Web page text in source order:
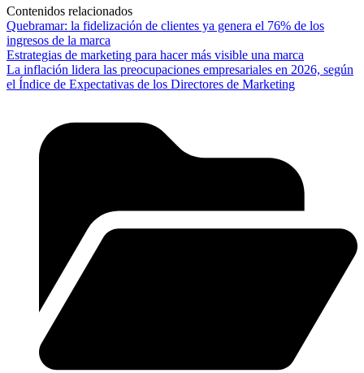
Contenidos relacionados
Quebramar: la fidelización de clientes ya genera el 76% de los
ingresos de la marca
Estrategias de marketing para hacer más visible una marca
La inflación lidera las preocupaciones empresariales en 2026, según
el Índice de Expectativas de los Directores de Marketing